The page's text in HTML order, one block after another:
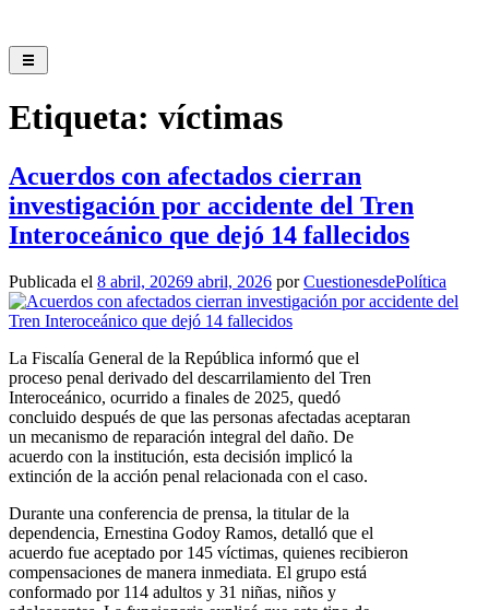
contenido
Etiqueta: víctimas
Acuerdos con afectados cierran
investigación por accidente del Tren
Interoceánico que dejó 14 fallecidos
Publicada el 8 abril, 20269 abril, 2026 porCuestionesdePolítica
La Fiscalía General de la República informó que el
proceso penal derivado del descarrilamiento del Tren
Interoceánico, ocurrido a finales de 2025, quedó
concluido después de que las personas afectadas aceptaran
un mecanismo de reparación integral del daño. De
acuerdo con la institución, esta decisión implicó la
extinción de la acción penal relacionada con el caso.
Durante una conferencia de prensa, la titular de la
dependencia, Ernestina Godoy Ramos, detalló que el
acuerdo fue aceptado por 145 víctimas, quienes recibieron
compensaciones de manera inmediata. El grupo está
conformado por 114 adultos y 31 niñas, niños y